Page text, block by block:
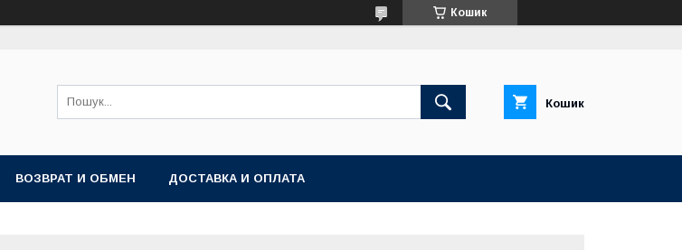
Кошик
Кошик
ВОЗВРАТ И ОБМЕН ДОСТАВКА И ОПЛАТА